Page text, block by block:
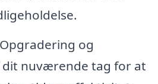
Opgradering og
nuværende tag for at